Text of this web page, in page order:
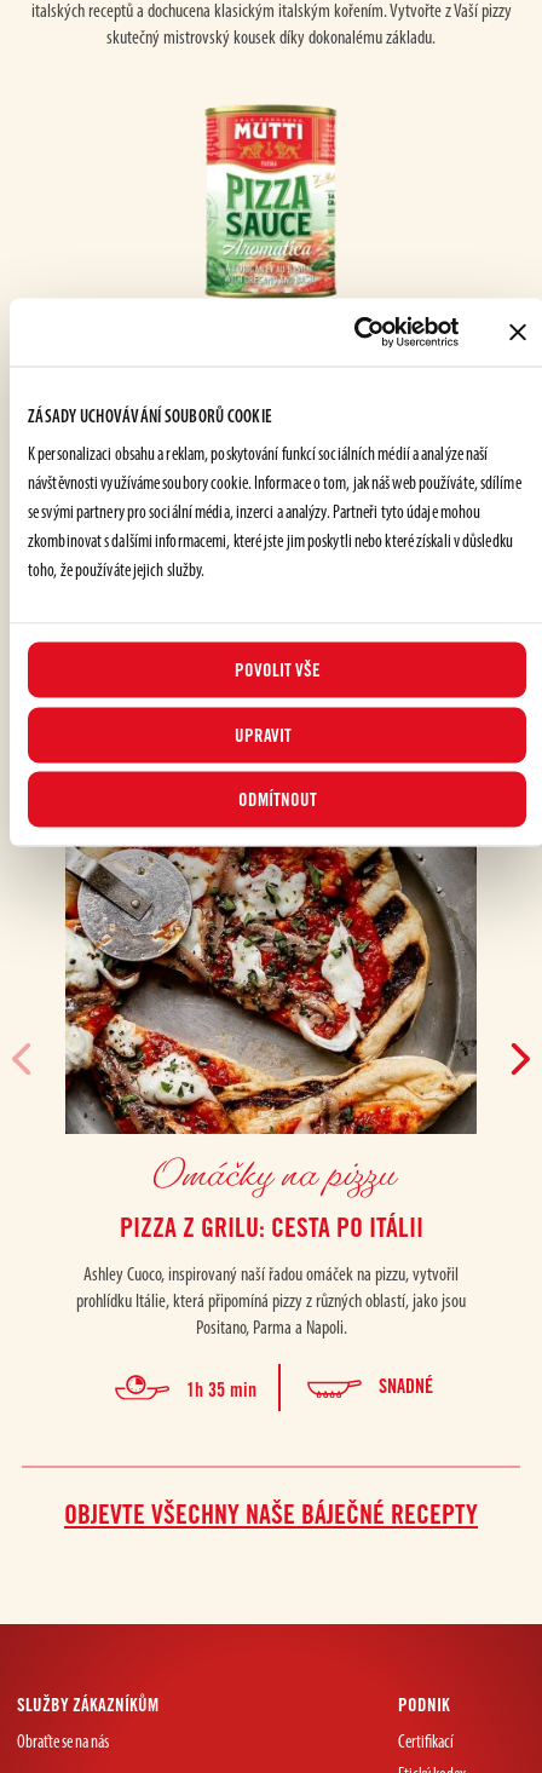
ZÁSADY UCHOVÁVÁNÍ SOUBORŮ COOKIE
K personalizaci obsahu a reklam, poskytování funkcí sociálních médií a analýze naší
návštěvnosti využíváme soubory cookie. Informace o tom, jak náš web používáte, sdílíme
se svými partnery pro sociální média, inzerci a analýzy. Partneři tyto údaje mohou
zkombinovat s dalšími informacemi, které jste jim poskytli nebo které získali v důsledku
toho, že používáte jejich služby.
POVOLIT VŠE
UPRAVIT
ODMÍTNOUT
italských receptů a dochucena klasickým italským kořením. Vytvořte z Vaší pizzy
skutečný mistrovský kousek díky dokonalému základu.
HOW IS IT MADE?
To learn more about how
we make our products
Omáčky na pizzu
PIZZA Z GRILU: CESTA PO ITÁLII
Ashley Cuoco, inspirovaný naší řadou omáček na pizzu, vytvořil
prohlídku Itálie, která připomíná pizzy z různých oblastí, jako jsou
Positano, Parma a Napoli.
1h 35 min SNADNÉ
OBJEVTE VŠECHNY NAŠE BÁJEČNÉ RECEPTY
SLUŽBY ZÁKAZNÍKŮM
Obraťte se na nás
PODNIK
Certifikací